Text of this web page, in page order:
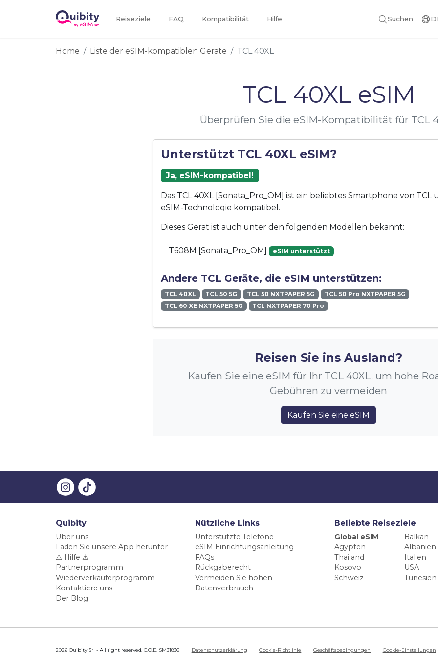
Reiseziele FAQ Kompatibilität Hilfe Suchen
Home Liste der eSIM-kompatiblen Geräte TCL 40XL
TCL 40XL eSIM
Überprüfen Sie die eSIM-Kompatibilität für TCL
Unterstützt TCL 40XL eSIM?
Ja, eSIM-kompatibel!
Das TCL 40XL [Sonata_Pro_OM] ist ein beliebtes Smartphone von TCL
eSIM-Technologie kompatibel.
Dieses Gerät ist auch unter den folgenden Modellen bekannt:
T608M [Sonata_Pro_OM] eSIM unterstützt
Andere TCL Geräte, die eSIM unterstützen:
TCL 40XL TCL 50 5G TCL 50 NXTPAPER 5G
TCL 50 Pro NXTPAPER 5G
TCL 60 XE NXTPAPER 5G
TCL NXTPAPER 70 Pro
Reisen Sie ins Ausland?
Kaufen Sie eine eSIM für Ihr TCL 40XL, um hohe
Gebühren zu vermeiden
Kaufen Sie eine eSIM
Quibity
Über uns
Laden Sie unsere App herunter
⚠️ Hilfe ⚠️
Partnerprogramm
Wiederverkäuferprogramm
Kontaktiere uns
Der Blog
Nützliche Links
Unterstützte Telefone
eSIM Einrichtungsanleitung
FAQs
Rückgaberecht
Vermeiden Sie hohen
Datenverbrauch
Beliebte Reiseziele
Global eSIM
Balkan
Ägypten
Albanien
Thailand
Italien
Kosovo
USA
Schweiz
Tunesien
2026 Quibity Srl - All right reserved. C.O.E. SM31836 Datenschutzerklärung Cookie-Richtlinie Geschäftsbedingungen Cookie-Einstellungen